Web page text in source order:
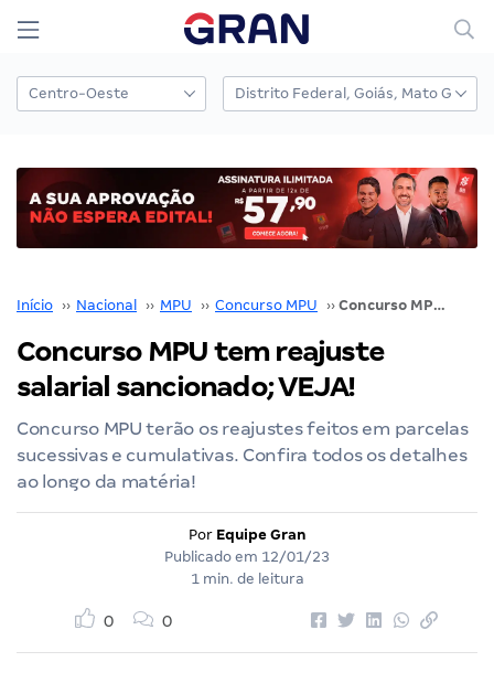
Início ›› Nacional ›› MPU ›› Concurso MPU ›› Concurso MPU tem reajuste salarial sancionado; VEJA!
Concurso MPU tem reajuste
salarial sancionado; VEJA!
Concurso MPU terão os reajustes feitos em parcelas
sucessivas e cumulativas. Confira todos os detalhes
ao longo da matéria!
Por Equipe Gran
Publicado em 12/01/23
1 min. de leitura
0 0